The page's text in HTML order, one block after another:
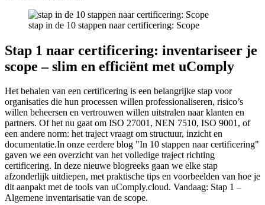
stap in de 10 stappen naar certificering: Scope
Stap 1 naar certificering: inventariseer je
scope – slim en efficiënt met uComply
Het behalen van een certificering is een belangrijke stap voor
organisaties die hun processen willen professionaliseren, risico’s
willen beheersen en vertrouwen willen uitstralen naar klanten en
partners. Of het nu gaat om ISO 27001, NEN 7510, ISO 9001, of
een andere norm: het traject vraagt om structuur, inzicht en
documentatie.In onze eerdere blog "In 10 stappen naar certificering"
gaven we een overzicht van het volledige traject richting
certificering. In deze nieuwe blogreeks gaan we elke stap
afzonderlijk uitdiepen, met praktische tips en voorbeelden van hoe je
dit aanpakt met de tools van uComply.cloud. Vandaag: Stap 1 –
Algemene inventarisatie van de scope.